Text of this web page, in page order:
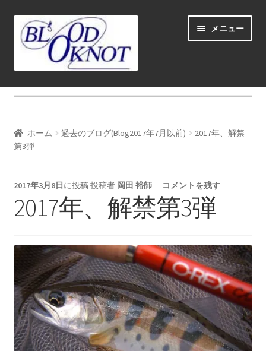
ビ
ョ
ス
プ
ン
へ
ッ
メニュー
ホーム
ショップ
展
開
学ぶ(Learn)
ー
を
展
開
個人レッスン＆ガイド(Lesson & Guide)
ニ
ュ
ー
を
展
開
イベント
ブ
メ
ニ
ュ
ー
を
展
お問い合わせ(Contact)
特定商取引法に関わる表示
広告の配信について
ホーム 過去のブログ(Blog2017年7月以前)
2017年、解禁
第3弾
2017年3月8日に投稿投稿者 岡田 裕師— コメントを残す
2017年、解禁第3弾